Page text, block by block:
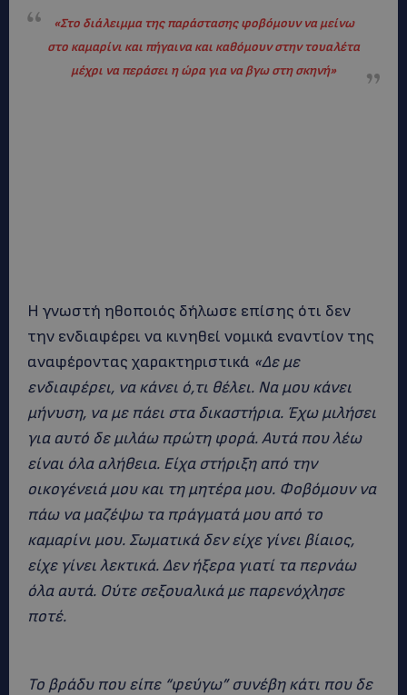
«Στο διάλειμμα της παράστασης φοβόμουν να μείνω
στο καμαρίνι και πήγαινα και καθόμουν στην τουαλέτα
μέχρι να περάσει η ώρα για να βγω στη σκηνή»
Η γνωστή ηθοποιός δήλωσε επίσης ότι δεν
την ενδιαφέρει να κινηθεί νομικά εναντίον της
αναφέροντας χαρακτηριστικά «Δε με
ενδιαφέρει, να κάνει ό,τι θέλει. Να μου κάνει
μήνυση, να με πάει στα δικαστήρια. Έχω μιλήσει
για αυτό δε μιλάω πρώτη φορά. Αυτά που λέω
είναι όλα αλήθεια. Είχα στήριξη από την
οικογένειά μου και τη μητέρα μου. Φοβόμουν να
πάω να μαζέψω τα πράγματά μου από το
καμαρίνι μου. Σωματικά δεν είχε γίνει βίαιος,
είχε γίνει λεκτικά. Δεν ήξερα γιατί τα περνάω
όλα αυτά. Ούτε σεξουαλικά με παρενόχλησε
ποτέ.
Το βράδυ που είπε “φεύγω” συνέβη κάτι που δε